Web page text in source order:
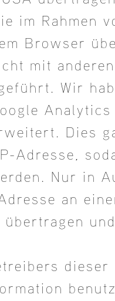
im Rahmen
Browser
mit
Wir
Analytics
Dies
Adresse,
Nur in
an
übertragen
dieser